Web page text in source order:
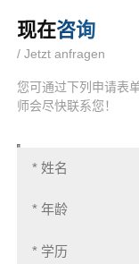
现在咨询
/ Jetzt anfragen
您可通过下列申请表
师会尽快联系您！